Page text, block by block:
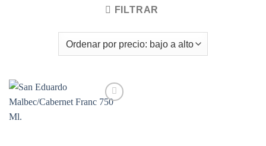
FILTRAR